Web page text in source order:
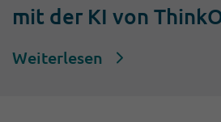
mit der KI von
Weiterlesen